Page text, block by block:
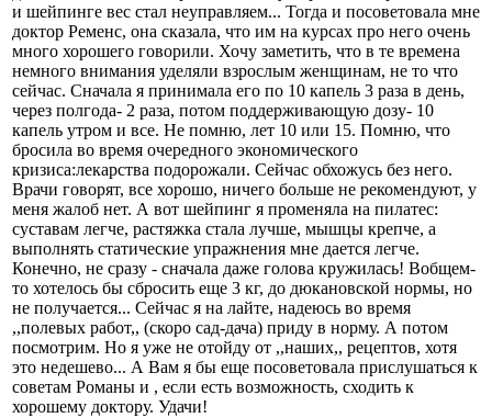
и шейпинге вес стал неуправляем... Тогда и посоветовала мне
доктор Ременс, она сказала, что им на курсах про него очень
много хорошего говорили. Хочу заметить, что в те времена
немного внимания уделяли взрослым женщинам, не то что
сейчас. Сначала я принимала его по 10 капель 3 раза в день,
через полгода- 2 раза, потом поддерживающую дозу- 10
капель утром и все. Не помню, лет 10 или 15. Помню, что
бросила во время очередного экономического
кризиса:лекарства подорожали. Сейчас обхожусь без него.
Врачи говорят, все хорошо, ничего больше не рекомендуют, у
меня жалоб нет. А вот шейпинг я променяла на пилатес:
суставам легче, растяжка стала лучше, мышцы крепче, а
выполнять статические упражнения мне дается легче.
Конечно, не сразу - сначала даже голова кружилась! Вобщем-
то хотелось бы сбросить еще 3 кг, до дюкановской нормы, но
не получается... Сейчас я на лайте, надеюсь во время
,,полевых работ,, (скоро сад-дача) приду в норму. А потом
посмотрим. Но я уже не отойду от ,,наших,, рецептов, хотя
это недешево... А Вам я бы еще посоветовала прислушаться к
советам Романы и , если есть возможность, сходить к
хорошему доктору. Удачи!